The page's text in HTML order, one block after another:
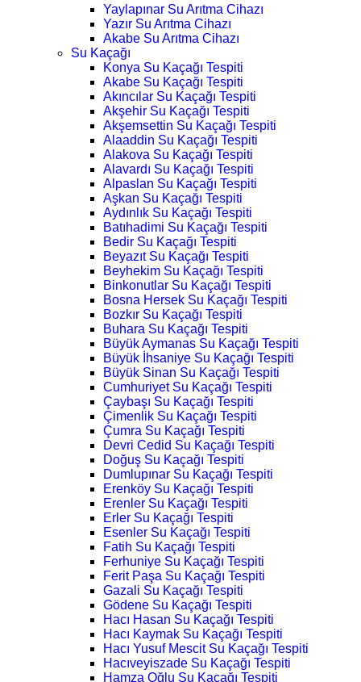
Yaylapınar Su Arıtma Cihazı
Yazır Su Arıtma Cihazı
Akabe Su Arıtma Cihazı
Su Kaçağı
Konya Su Kaçağı Tespiti
Akabe Su Kaçağı Tespiti
Akıncılar Su Kaçağı Tespiti
Akşehir Su Kaçağı Tespiti
Akşemsettin Su Kaçağı Tespiti
Alaaddin Su Kaçağı Tespiti
Alakova Su Kaçağı Tespiti
Alavardı Su Kaçağı Tespiti
Alpaslan Su Kaçağı Tespiti
Aşkan Su Kaçağı Tespiti
Aydınlık Su Kaçağı Tespiti
Batıhadimi Su Kaçağı Tespiti
Bedir Su Kaçağı Tespiti
Beyazıt Su Kaçağı Tespiti
Beyhekim Su Kaçağı Tespiti
Binkonutlar Su Kaçağı Tespiti
Bosna Hersek Su Kaçağı Tespiti
Bozkır Su Kaçağı Tespiti
Buhara Su Kaçağı Tespiti
Büyük Aymanas Su Kaçağı Tespiti
Büyük İhsaniye Su Kaçağı Tespiti
Büyük Sinan Su Kaçağı Tespiti
Cumhuriyet Su Kaçağı Tespiti
Çaybaşı Su Kaçağı Tespiti
Çimenlik Su Kaçağı Tespiti
Çumra Su Kaçağı Tespiti
Devri Cedid Su Kaçağı Tespiti
Doğuş Su Kaçağı Tespiti
Dumlupınar Su Kaçağı Tespiti
Erenköy Su Kaçağı Tespiti
Erenler Su Kaçağı Tespiti
Erler Su Kaçağı Tespiti
Esenler Su Kaçağı Tespiti
Fatih Su Kaçağı Tespiti
Ferhuniye Su Kaçağı Tespiti
Ferit Paşa Su Kaçağı Tespiti
Gazali Su Kaçağı Tespiti
Gödene Su Kaçağı Tespiti
Hacı Hasan Su Kaçağı Tespiti
Hacı Kaymak Su Kaçağı Tespiti
Hacı Yusuf Mescit Su Kaçağı Tespiti
Hacıveyiszade Su Kaçağı Tespiti
Hamza Oğlu Su Kaçağı Tespiti